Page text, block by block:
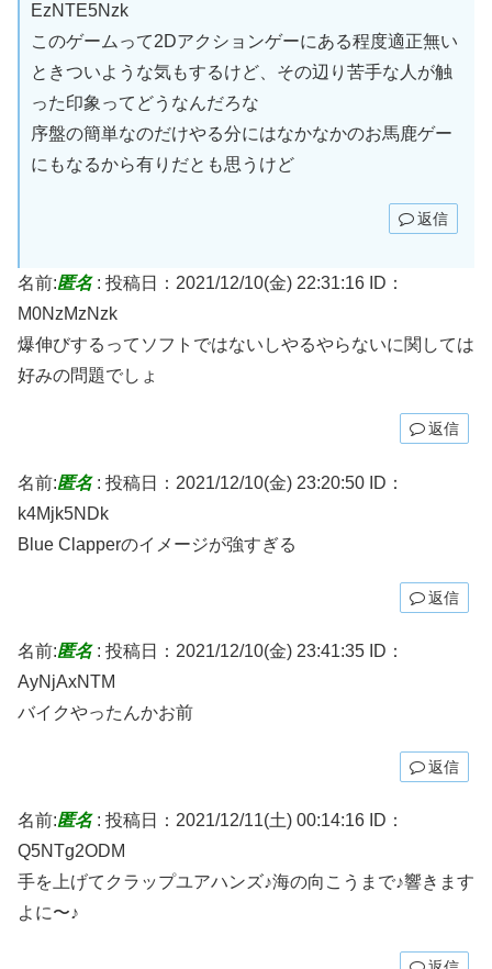
EzNTE5Nzk
このゲームって2Dアクションゲーにある程度適正無い
ときついような気もするけど、その辺り苦手な人が触
った印象ってどうなんだろな
序盤の簡単なのだけやる分にはなかなかのお馬鹿ゲー
にもなるから有りだとも思うけど
返信
名前:匿名: 投稿日：2021/12/10(金) 22:31:16 ID：
M0NzMzNzk
爆伸びするってソフトではないしやるやらないに関しては
好みの問題でしょ
返信
名前:匿名: 投稿日：2021/12/10(金) 23:20:50 ID：
k4Mjk5NDk
Blue Clapperのイメージが強すぎる
返信
名前:匿名: 投稿日：2021/12/10(金) 23:41:35 ID：
AyNjAxNTM
バイクやったんかお前
返信
名前:匿名: 投稿日：2021/12/11(土) 00:14:16 ID：
Q5NTg2ODM
手を上げてクラップユアハンズ♪海の向こうまで♪響きます
よに〜♪